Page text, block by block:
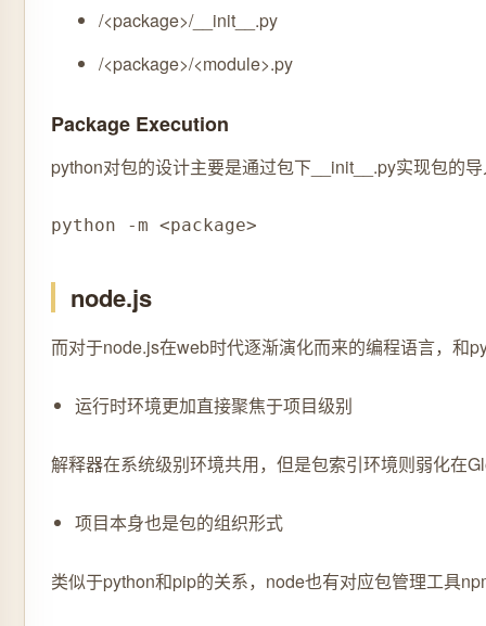
/<package>/__init__.py
/<package>/<module>.py
Package Execution
python对包的设计主要是通过包下__init__.py实现包的
python -m <package>
node.js
而对于node.js在web时代逐渐演化而来的编程语言，和
运行时环境更加直接聚焦于项目级别
解释器在系统级别环境共用，但是包索引环境则弱化在
项目本身也是包的组织形式
类似于python和pip的关系，node也有对应包管理工具